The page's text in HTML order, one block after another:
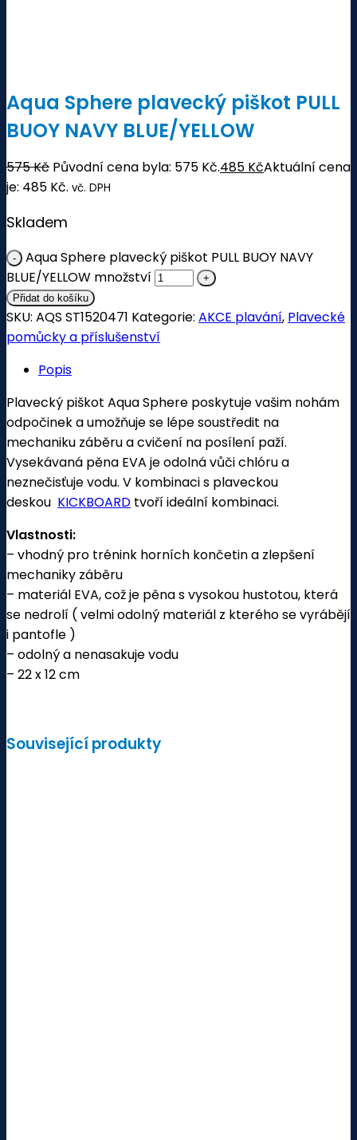
Aqua Sphere plavecký piškot PULL
BUOY NAVY BLUE/YELLOW
575Kč Původní cena byla: 575 Kč.485 KčAktuální cena
je: 485 Kč. vč. DPH
Skladem
Aqua Sphere plavecký piškot PULL BUOY NAVY
BLUE/YELLOW množství
Přidat do košíku
SKU: AQS ST1520471 Kategorie: AKCE plavání, Plavecké
pomůcky a příslušenství
Popis
Plavecký piškot Aqua Sphere poskytuje vašim nohám
odpočinek a umožňuje se lépe soustředit na
mechaniku záběru a cvičení na posílení paží.
Vysekávaná pěna EVA je odolná vůči chlóru a
neznečisťuje vodu. V kombinaci s plaveckou
deskou KICKBOARD tvoří ideální kombinaci.
Vlastnosti:
– vhodný pro trénink horních končetin a zlepšení
mechaniky záběru
– materiál EVA, což je pěna s vysokou hustotou, která
se nedrolí ( velmi odolný materiál z kterého se vyrábějí
i pantofle )
– odolný a nenasakuje vodu
– 22 x 12 cm
Související produkty